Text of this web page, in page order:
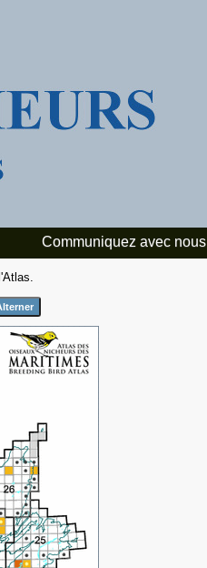
Communiquez avec nous